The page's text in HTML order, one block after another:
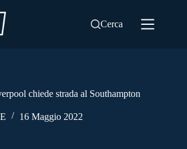
Cerca
chiede strada al Southampton
16 Maggio 2022